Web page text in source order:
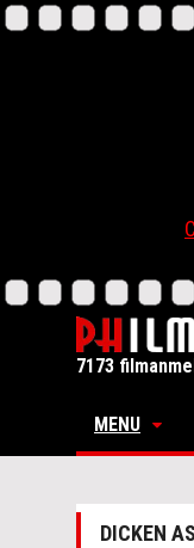
7173
MENU
DICKEN